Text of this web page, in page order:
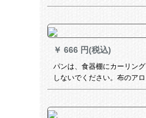
イプカーリング寝室书房出窓
ティック1メトルドールダンカ
ーン価格
￥ 666 円(税込)
パンは、食器棚にカーリング
しないでください。布のアロ
ーンを遮らないでください。
の本箪笥は防塵です。断热の